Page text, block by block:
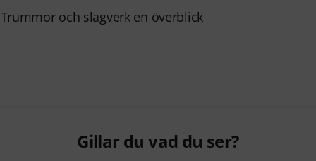
och slagverk en överblick
Gillar du vad du ser?